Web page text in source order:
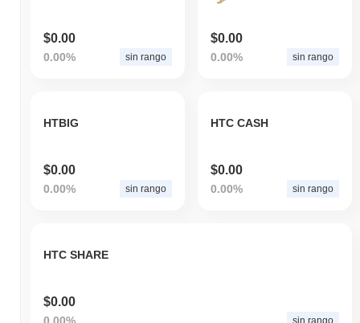
$0.00
0.00% sin rango
$0.00
0.00% sin rango
HTBIG
$0.00
0.00% sin rango
HTC CASH
$0.00
0.00% sin rango
HTC SHARE
$0.00
0.00% sin rango